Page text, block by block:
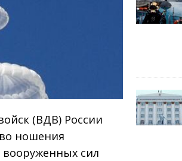
(ВДВ) России
ношения
вооруженных сил